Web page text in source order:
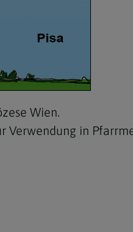
Wien.
Verwendung in